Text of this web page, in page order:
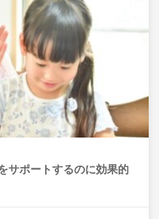
サポートするのに効果的